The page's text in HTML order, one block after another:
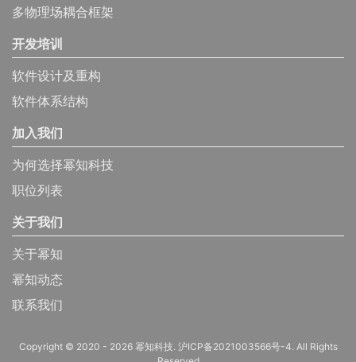
多物理场耦合框架
开发培训
软件设计及重构
软件体系结构
加入我们
为何选择幂知科技
职位列表
关于我们
关于幂知
幂知动态
联系我们
Copyright © 2020 - 2026 幂知科技. 沪ICP备2021003566号-4. All Rights